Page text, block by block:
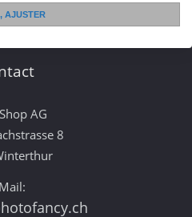
AG
8
AJUSTER